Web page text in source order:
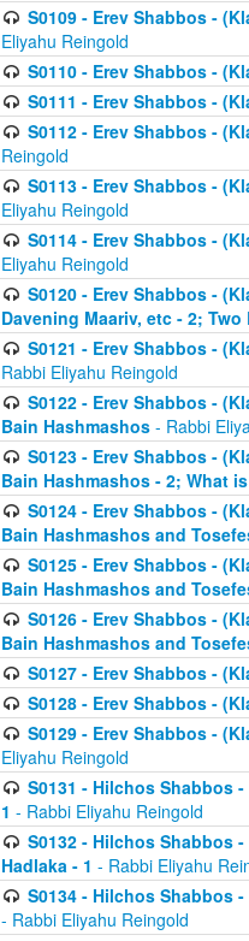
S0109 - Erev Shabbos -
Eliyahu Reingold
S0110 - Erev Shabbos -
S0111 - Erev Shabbos -
S0112 - Erev Shabbos -
Reingold
S0113 - Erev Shabbos -
Eliyahu Reingold
S0114 - Erev Shabbos -
Eliyahu Reingold
S0120 - Erev Shabbos -
Davening Maariv, etc - 2;
S0121 - Erev Shabbos -
Rabbi Eliyahu Reingold
S0122 - Erev Shabbos -
Bain Hashmashos - Rabbi
S0123 - Erev Shabbos -
Bain Hashmashos - 2; What
S0124 - Erev Shabbos -
Bain Hashmashos and
S0125 - Erev Shabbos -
Bain Hashmashos and
S0126 - Erev Shabbos -
Bain Hashmashos and
S0127 - Erev Shabbos -
S0128 - Erev Shabbos -
S0129 - Erev Shabbos -
Eliyahu Reingold
S0131 - Hilchos Shabbos
1 - Rabbi Eliyahu Reingold
S0132 - Hilchos Shabbos
Hadlaka - 1 - Rabbi Eliyahu
S0134 - Hilchos Shabbos
- Rabbi Eliyahu Reingold